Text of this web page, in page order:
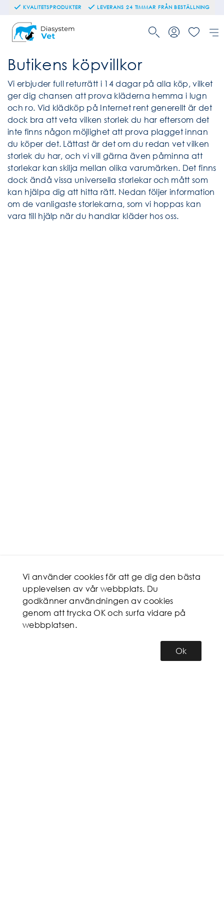
KVALITETSPRODUKTER LEVERANS 24 TIMMAR FRÅN BESTÄLLNING
Butikens köpvillkor
Vi erbjuder full returrätt i 14 dagar på alla köp, vilket
ger dig chansen att prova kläderna hemma i lugn
och ro. Vid klädköp på Internet rent generellt är det
dock bra att veta vilken storlek du har eftersom det
inte finns någon möjlighet att prova plagget innan
du köper det. Lättast är det om du redan vet vilken
storlek du har, och vi vill gärna även påminna att
storlekar kan skilja mellan olika varumärken. Det finns
dock ändå vissa universella storlekar och mått som
kan hjälpa dig att hitta rätt. Nedan följer information
om de vanligaste storlekarna, som vi hoppas kan
vara till hjälp när du handlar kläder hos oss.
Vi använder cookies för att ge dig den bästa
upplevelsen av vår webbplats. Du
godkänner användningen av cookies
genom att trycka OK och surfa vidare på
webbplatsen.
Ok